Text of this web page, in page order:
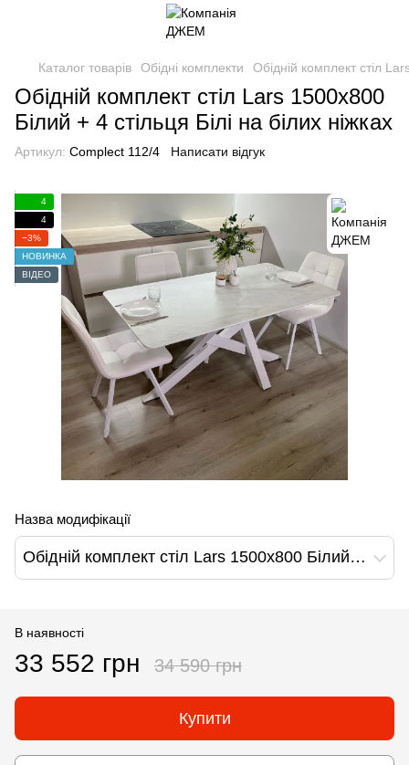
Каталог товарів Обідні комплекти Обідній комплект стіл
Обідній комплект стіл Lars 1500х800
Білий + 4 стільця Білі на білих ніжках
Артикул: Complect 112/4 Написати відгук
4
4
−3%
НОВИНКА
ВІДЕО
Назва модифікації
Обідній комплект стіл Lars 1500х800 Білий + 4 стільця Білі на білих ніжках
В наявності
33 552 грн 34 590 грн
Купити